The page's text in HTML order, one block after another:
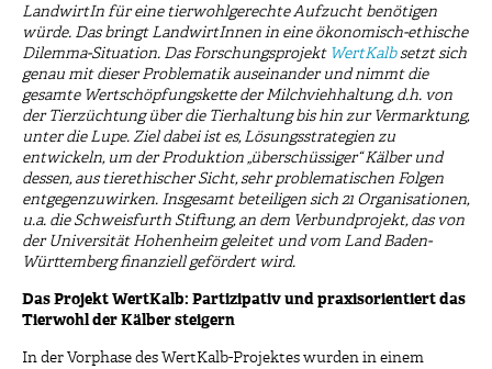
LandwirtIn für eine tierwohlgerechte Aufzucht benötigen
würde. Das bringt LandwirtInnen in eine ökonomisch-ethische
Dilemma-Situation. Das Forschungsprojekt WertKalb setzt sich
genau mit dieser Problematik auseinander und nimmt die
gesamte Wertschöpfungskette der Milchviehhaltung, d.h. von
der Tierzüchtung über die Tierhaltung bis hin zur Vermarktung,
unter die Lupe. Ziel dabei ist es, Lösungsstrategien zu
entwickeln, um der Produktion „überschüssiger“ Kälber und
dessen, aus tierethischer Sicht, sehr problematischen Folgen
entgegenzuwirken. Insgesamt beteiligen sich 21 Organisationen,
u.a. die Schweisfurth Stiftung, an dem Verbundprojekt, das von
der Universität Hohenheim geleitet und vom Land Baden-
Württemberg finanziell gefördert wird.
Das Projekt WertKalb: Partizipativ und praxisorientiert das
Tierwohl der Kälber steigern
In der Vorphase des WertKalb-Projektes wurden in einem